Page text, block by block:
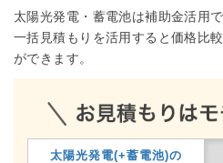
太陽光発電・蓄電池は補助金活用
一括見積もりを活用すると価格比
ができます。
太陽光発電(+蓄電池)の